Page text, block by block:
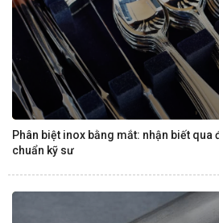
Phân biệt inox bằng mắt: nhận biết qua
chuẩn kỹ sư